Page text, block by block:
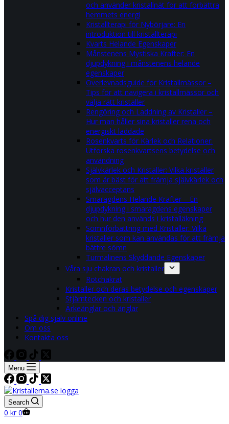
och använder kristallnät för att förbättra
hemmets energi
Kristallterapi för Nybörjare: En
introduktion till kristallterapi
Kvarts Helande Egenskaper
Månstenens Mystiska Krafter: En
djupdykning i månstenens helande
egenskaper
Överlevnadsguide för Kristallmässor –
Tips för att navigera i kristallmässor och
välja rätt kristaller
Rengöring och Laddning av Kristaller –
Hur man håller sina kristaller rena och
energiskt laddade
Rosenkvarts för Kärlek och Relationer:
Utforska rosenkvartsens betydelse och
användning
Självkärlek och Kristaller: Vilka kristaller
som är bäst för att främja självkärlek och
självacceptans
Smaragdens Helande Krafter – En
djupdykning i smaragdens egenskaper
och hur den används i kristalläkning
Sömnförbättring med Kristaller: Vilka
kristaller som kan användas för att främja
bättre sömn
Turmalinens Skyddande Egenskaper
Våra sju chakran och kristaller
Rotchakrat
Kristaller och deras betydelse och egenskaper
Stjärntecken och kristaller
Ärkeänglar och änglar
Spå dig själv online
Om oss
Kontakta oss
Menu
Search
Shopping
0 kr 0